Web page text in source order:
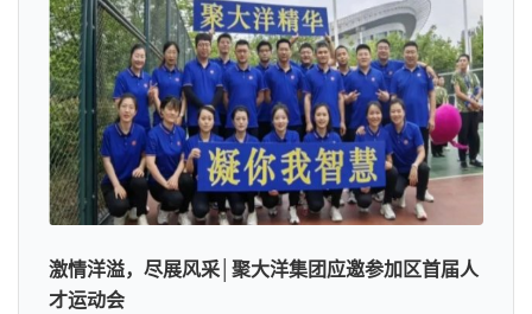
激情洋溢，尽展风采│聚大洋集团应邀参加区首届人
才运动会